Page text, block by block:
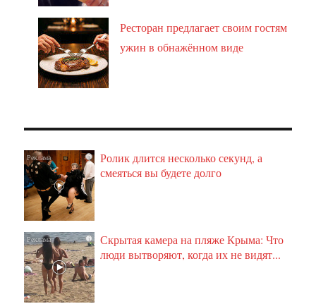
Ресторан предлагает своим гостям
ужин в обнажённом виде
i
Ролик длится несколько секунд, а
смеяться вы будете долго
i
Скрытая камера на пляже Крыма: Что
люди вытворяют, когда их не видят...